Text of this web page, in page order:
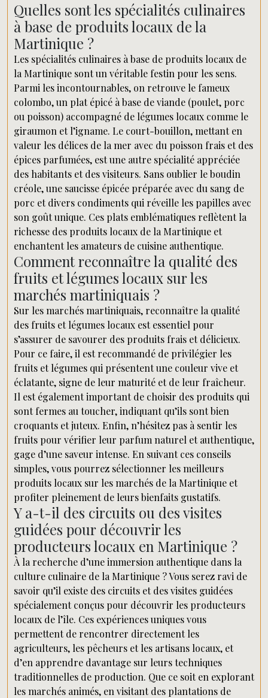
Quelles sont les spécialités culinaires
à base de produits locaux de la
Martinique ?
Les spécialités culinaires à base de produits locaux de
la Martinique sont un véritable festin pour les sens.
Parmi les incontournables, on retrouve le fameux
colombo, un plat épicé à base de viande (poulet, porc
ou poisson) accompagné de légumes locaux comme le
giraumon et l’igname. Le court-bouillon, mettant en
valeur les délices de la mer avec du poisson frais et des
épices parfumées, est une autre spécialité appréciée
des habitants et des visiteurs. Sans oublier le boudin
créole, une saucisse épicée préparée avec du sang de
porc et divers condiments qui réveille les papilles avec
son goût unique. Ces plats emblématiques reflètent la
richesse des produits locaux de la Martinique et
enchantent les amateurs de cuisine authentique.
Comment reconnaître la qualité des
fruits et légumes locaux sur les
marchés martiniquais ?
Sur les marchés martiniquais, reconnaître la qualité
des fruits et légumes locaux est essentiel pour
s’assurer de savourer des produits frais et délicieux.
Pour ce faire, il est recommandé de privilégier les
fruits et légumes qui présentent une couleur vive et
éclatante, signe de leur maturité et de leur fraîcheur.
Il est également important de choisir des produits qui
sont fermes au toucher, indiquant qu’ils sont bien
croquants et juteux. Enfin, n’hésitez pas à sentir les
fruits pour vérifier leur parfum naturel et authentique,
gage d’une saveur intense. En suivant ces conseils
simples, vous pourrez sélectionner les meilleurs
produits locaux sur les marchés de la Martinique et
profiter pleinement de leurs bienfaits gustatifs.
Y a-t-il des circuits ou des visites
guidées pour découvrir les
producteurs locaux en Martinique ?
À la recherche d’une immersion authentique dans la
culture culinaire de la Martinique ? Vous serez ravi de
savoir qu’il existe des circuits et des visites guidées
spécialement conçus pour découvrir les producteurs
locaux de l’île. Ces expériences uniques vous
permettent de rencontrer directement les
agriculteurs, les pêcheurs et les artisans locaux, et
d’en apprendre davantage sur leurs techniques
traditionnelles de production. Que ce soit en explorant
les marchés animés, en visitant des plantations de